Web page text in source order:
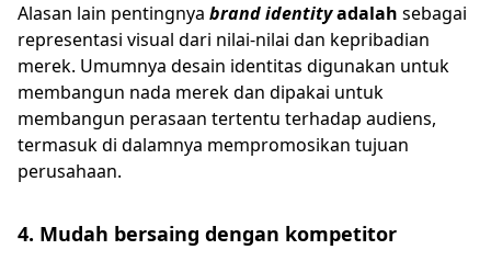
Alasan lain pentingnya brand identityadalah sebagai
representasi visual dari nilai-nilai dan kepribadian
merek. Umumnya desain identitas digunakan untuk
membangun nada merek dan dipakai untuk
membangun perasaan tertentu terhadap audiens,
termasuk di dalamnya mempromosikan tujuan
perusahaan.
4. Mudah bersaing dengan kompetitor